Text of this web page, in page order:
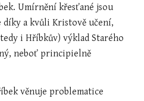
Umírnění křesťané jsou
a kvůli Kristově učení,
i Hříbkův) výklad Starého
neboť principielně
věnuje problematice